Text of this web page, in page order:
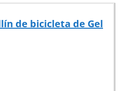
de bicicleta de Gel